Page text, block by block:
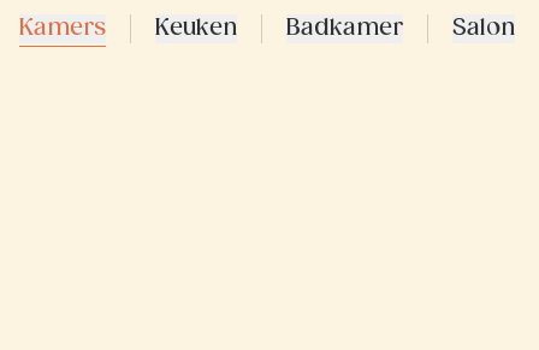
Kamers Keuken Badkamer Salon